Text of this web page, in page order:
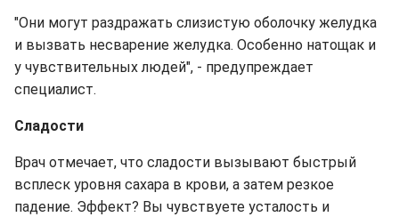
"Они могут раздражать слизистую оболочку желудка
и вызвать несварение желудка. Особенно натощак и
у чувствительных людей", - предупреждает
специалист.
Сладости
Врач отмечает, что сладости вызывают быстрый
всплеск уровня сахара в крови, а затем резкое
падение. Эффект? Вы чувствуете усталость и